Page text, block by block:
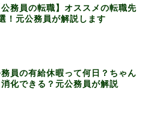
公務員の転職】オススメの転職先
！元公務員が解説します
員の有給休暇って何日？ちゃん
消化できる？元公務員が解説